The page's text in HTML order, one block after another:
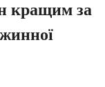
кращим за